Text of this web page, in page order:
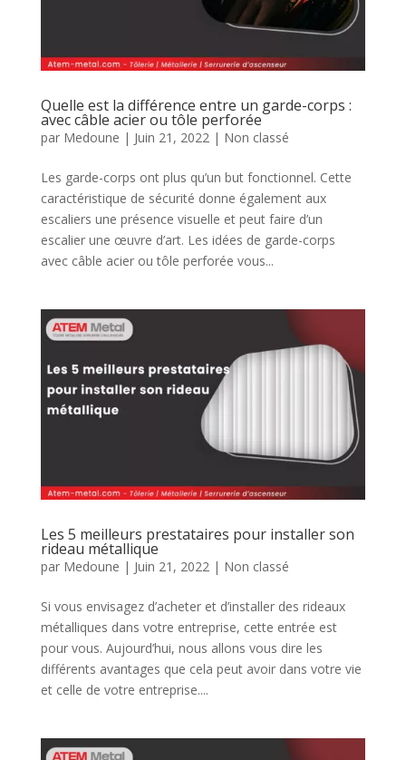
Quelle est la différence entre un garde-corps :
avec câble acier ou tôle perforée
par Medoune | Juin 21, 2022 | Non classé
Les garde-corps ont plus qu’un but fonctionnel. Cette
caractéristique de sécurité donne également aux
escaliers une présence visuelle et peut faire d’un
escalier une œuvre d’art. Les idées de garde-corps
avec câble acier ou tôle perforée vous...
Les 5 meilleurs prestataires pour installer son
rideau métallique
par Medoune | Juin 21, 2022| Non classé
Si vous envisagez d’acheter et d’installer des rideaux
métalliques dans votre entreprise, cette entrée est
pour vous. Aujourd’hui, nous allons vous dire les
différents avantages que cela peut avoir dans votre vie
et celle de votre entreprise....